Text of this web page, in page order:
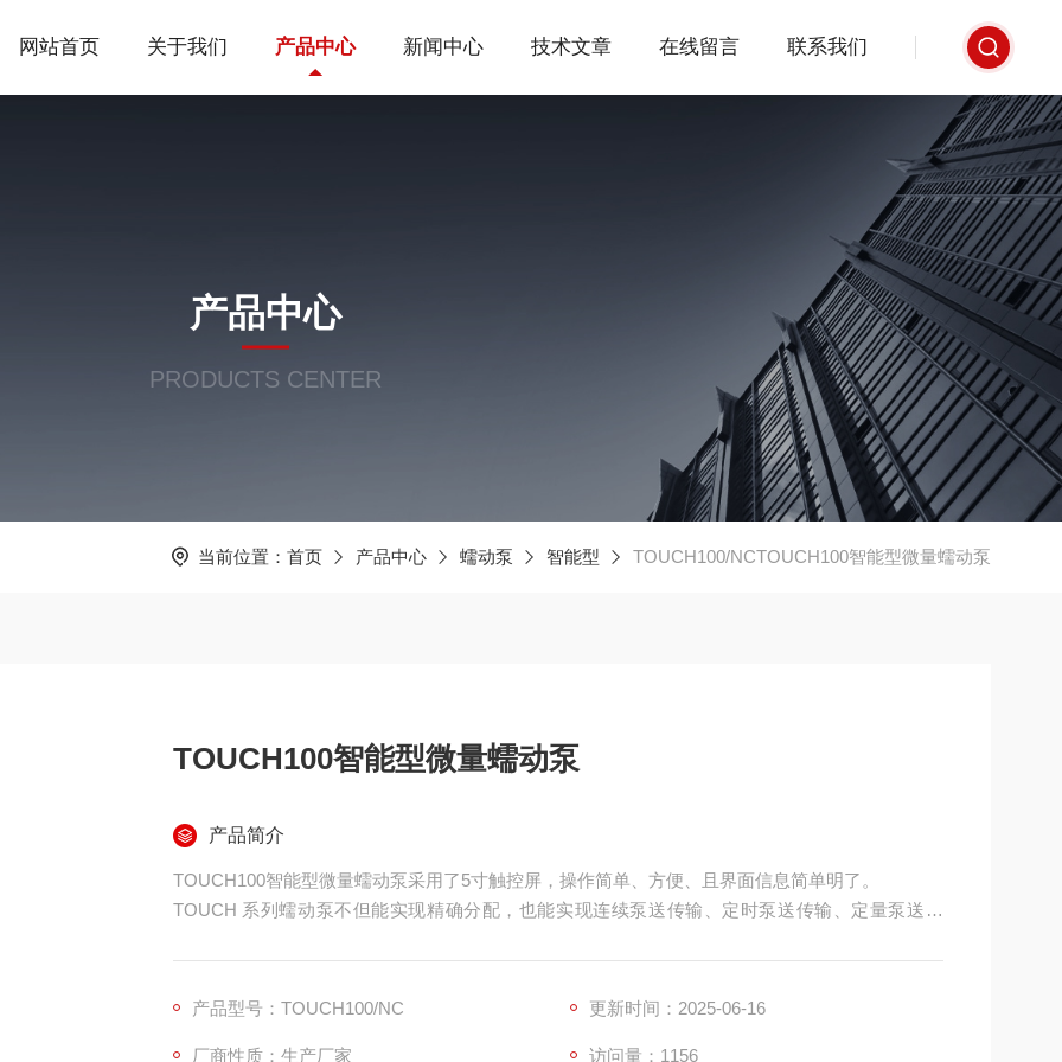
网站首页 关于我们 产品中心 新闻中心 技术文章 在线留言 联系我们
产品中心
PRODUCTS CENTER
当前位置： 首页 产品中心 蠕动泵 智能型 TOUCH100/NCTOUCH100智能型微量蠕动泵
TOUCH100智能型微量蠕动泵
产品简介
TOUCH100智能型微量蠕动泵采用了5寸触控屏，操作简单、方便、且界面信息简单明了。
TOUCH 系列蠕动泵不但能实现精确分配，也能实现连续泵送传输、定时泵送传输、定量泵送传
产品型号：TOUCH100/NC
更新时间：2025-06-16
厂商性质：生产厂家 访问量：1156